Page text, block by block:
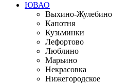
ЮВАО
Выхино-Жулебино
Капотня
Кузьминки
Лефортово
Люблино
Марьино
Некрасовка
Нижегородское